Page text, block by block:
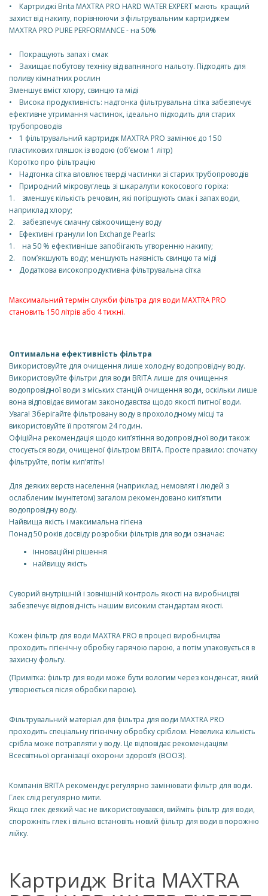
• Картриджі Brita MAXTRA PRO HARD WATER EXPERT мають кращий
захист від накипу, порівнюючи з фільтрувальним картриджем
MAXTRA PRO PURE PERFORMANCE - на 50%
• Покращують запах і смак
• Захищає побутову техніку від вапняного нальоту. Підходять для
поливу кімнатних рослин
Зменшує вміст хлору, свинцю та міді
• Висока продуктивність: надтонка фільтрувальна сітка забезпечує
ефективне утримання частинок, ідеально підходить для старих
трубопроводів
• 1 фільтрувальний картридж MAXTRA PRO замінює до 150
пластикових пляшок із водою (об’ємом 1 літр)
Коротко про фільтрацію
• Надтонка сітка вловлює тверді частинки зі старих трубопроводів
• Природний мікровуглець зі шкаралупи кокосового горіха:
1. зменшує кількість речовин, які погіршують смак і запах води,
наприклад хлору;
2. забезпечує смачну свіжоочищену воду
• Ефективні гранули Ion Exchange Pearls:
1. на 50 % ефективніше запобігають утворенню накипу;
2. пом’якшують воду; меншують наявність свинцю та міді
• Додаткова високопродуктивна фільтрувальна сітка
Максимальний термін служби фільтра для води MAXTRA PRO
становить 150 літрів або 4 тижні.
Оптимальна ефективність фільтра
Використовуйте для очищення лише холодну водопровідну воду.
Використовуйте фільтри для води BRITA лише для очищення
водопровідної води з міських станцій очищення води, оскільки лише
вона відповідає вимогам законодавства щодо якості питної води.
Увага! Зберігайте фільтровану воду в прохолодному місці та
використовуйте її протягом 24 годин.
Офіційна рекомендація щодо кип’ятіння водопровідної води також
стосується води, очищеної фільтром BRITA. Просте правило: спочатку
фільтруйте, потім кип’ятіть!
Для деяких верств населення (наприклад, немовлят і людей з
ослабленим імунітетом) загалом рекомендовано кип’ятити
водопровідну воду.
Найвища якість і максимальна гігієна
Понад 50 років досвіду розробки фільтрів для води означає:
інноваційні рішення
найвищу якість
Суворий внутрішній і зовнішній контроль якості на виробництві
забезпечує відповідність нашим високим стандартам якості.
Кожен фільтр для води MAXTRA PRO в процесі виробництва
проходить гігієнічну обробку гарячою парою, а потім упаковується в
захисну фольгу.
(Примітка: фільтр для води може бути вологим через конденсат, який
утворюється після обробки парою).
Фільтрувальний матеріал для фільтра для води MAXTRA PRO
проходить спеціальну гігієнічну обробку сріблом. Невелика кількість
срібла може потрапляти у воду. Це відповідає рекомендаціям
Всесвітньої організації охорони здоров’я (ВООЗ).
Компанія BRITA рекомендує регулярно замінювати фільтр для води.
Глек слід регулярно мити.
Якщо глек деякий час не використовувався, вийміть фільтр для води,
спорожніть глек і вільно встановіть новий фільтр для води в порожню
лійку.
Картридж Brita MAXTRA